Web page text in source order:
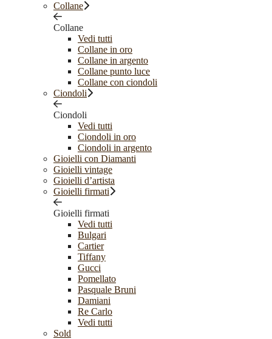
Collane
Collane
Vedi tutti
Collane in oro
Collane in argento
Collane punto luce
Collane con ciondoli
Ciondoli
Ciondoli
Vedi tutti
Ciondoli in oro
Ciondoli in argento
Gioielli con Diamanti
Gioielli vintage
Gioielli d’artista
Gioielli firmati
Gioielli firmati
Vedi tutti
Bulgari
Cartier
Tiffany
Gucci
Pomellato
Pasquale Bruni
Damiani
Re Carlo
Vedi tutti
Sold